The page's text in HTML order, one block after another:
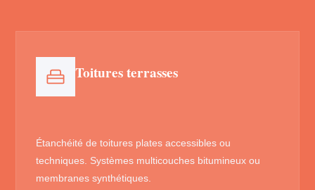
Toitures terrasses
Étanchéité de toitures plates accessibles ou
techniques. Systèmes multicouches bitumineux ou
membranes synthétiques.